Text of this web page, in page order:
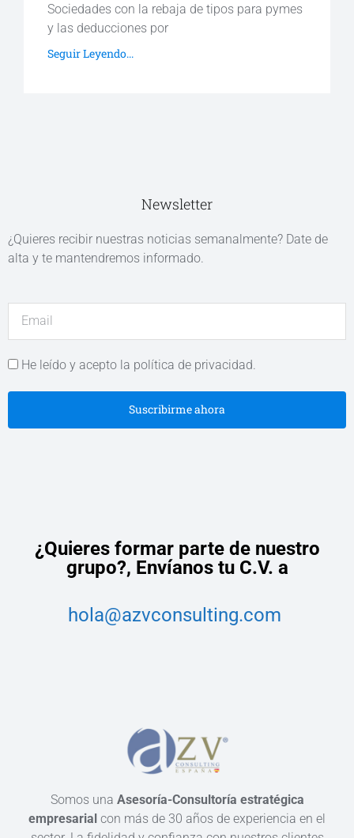
Sociedades con la rebaja de tipos para pymes
y las deducciones por
Seguir Leyendo...
Newsletter
¿Quieres recibir nuestras noticias semanalmente? Date de
alta y te mantendremos informado.
He leído y acepto la política de privacidad.
Suscribirme ahora
¿Quieres formar parte de nuestro
grupo?, Envíanos tu C.V. a
hola@azvconsulting.com
Somos una Asesoría-Consultoría estratégica
empresarial con más de 30 años de experiencia en el